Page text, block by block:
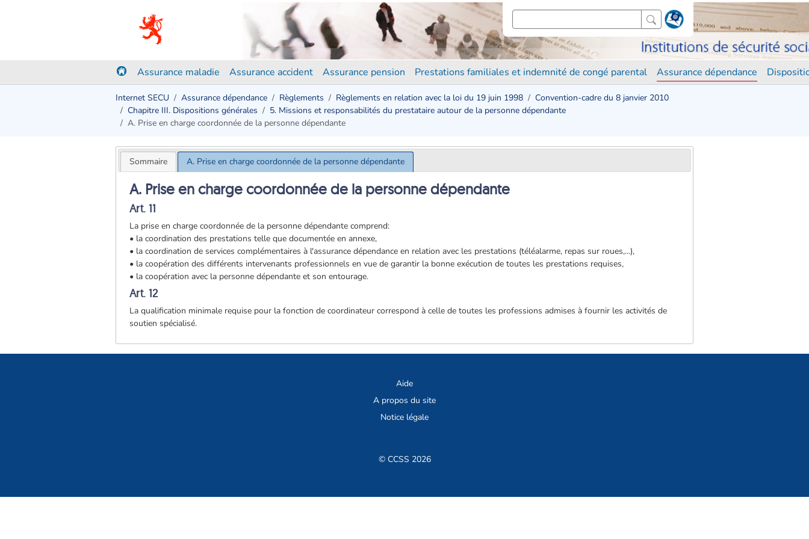
Assurance maladie Assurance accident Assurance pension Prestations familiales et indemnité de congé parental Assurance dépendance
Internet SECU Assurance dépendance Règlements Règlements en relation avec la loi du 19 juin 1998
Convention-cadre du 8 janvier 2010
Chapitre III. Dispositions générales
5. Missions et responsabilités du prestataire autour de la personne dépendante
A. Prise en charge coordonnée de la personne dépendante
Sommaire A. Prise en charge coordonnée de la personne dépendante
A. Prise en charge coordonnée de la personne dépendante
Art. 11
La prise en charge coordonnée de la personne dépendante comprend:
• la coordination des prestations telle que documentée en annexe,
• la coordination de services complémentaires à l'assurance dépendance en relation avec les prestations (téléalarme, repas sur roues,...),
• la coopération des différents intervenants professionnels en vue de garantir la bonne exécution de toutes les prestations requises,
• la coopération avec la personne dépendante et son entourage.
Art. 12
La qualification minimale requise pour la fonction de coordinateur correspond à celle de toutes les professions admises à fournir les activités de
soutien spécialisé.
Aide
A propos du site
Notice légale
© CCSS 2026